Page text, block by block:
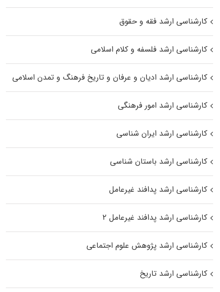
کارشناسی ارشد فقه و حقوق
کارشناسی ارشد فلسفه و کلام اسلامی
کارشناسی ارشد ادیان و عرفان و تاریخ فرهنگ و تمدن اسلامی
کارشناسی ارشد امور فرهنگی
کارشناسی ارشد ایران شناسی
کارشناسی ارشد باستان شناسی
کارشناسی ارشد پدافند غیرعامل
کارشناسی ارشد پدافند غیرعامل ۲
کارشناسی ارشد پژوهش علوم اجتماعی
کارشناسی ارشد تاریخ